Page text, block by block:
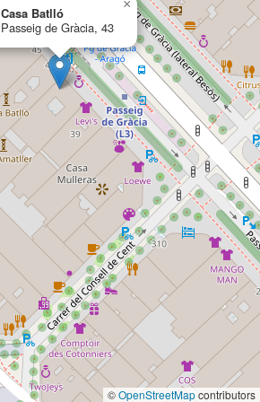
Casa Batlló
Passeig de Gràcia, 43
×
©OpenStreetMapcontributors